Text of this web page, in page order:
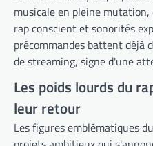
musicale en pleine
rap conscient et sonorités
précommandes battent déjà
de streaming, signe d'une
Les poids lourds du
leur retour
Les figures emblématiques